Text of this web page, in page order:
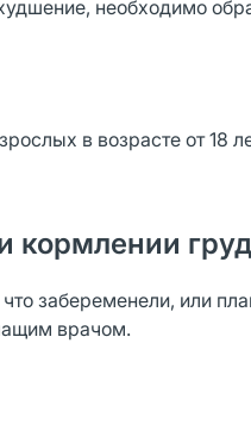
необходимо
в возрасте от 18
кормлении
забеременели, или
врачом.